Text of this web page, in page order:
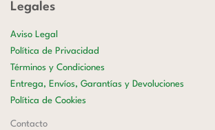
Legales
Aviso Legal
Política de Privacidad
Términos y Condiciones
Entrega, Envíos, Garantías y Devoluciones
Política de Cookies
Contacto